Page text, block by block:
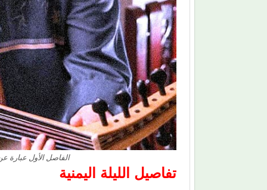
الفاصل الأول عبارة
تفاصيل الليلة اليمنية